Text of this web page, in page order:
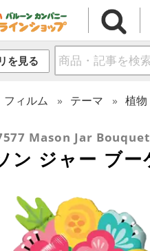
を見る
フィルム テーマ
植
父の日Mason Jar Bouquet
ン ジャー ブー